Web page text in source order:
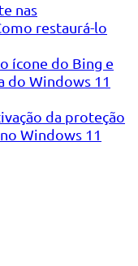
nas
restaurá-lo
ícone do Bing e
do Windows 11
da proteção
Windows 11